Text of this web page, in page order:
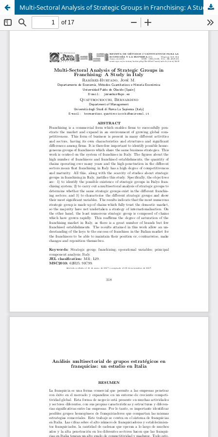
Multi-Sectoral Analysis of Strategic Groups in Franchising: A Study in Italy // Análisis multisectorial de grupos estratégicos en franquicias: un estudio en Italia